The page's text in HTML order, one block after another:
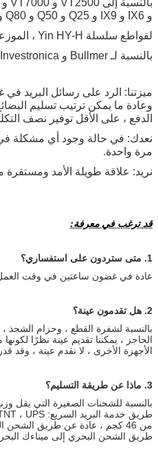
و IX6 و IX9 و Q25 و Q50 و Q80 و Alys plotter.
لقواطع سلسلة Yin HY-H ، الموزعات.
بالنسبة لـ Bullmer و Investronica و Kuris و FK.
ميزتنا: الرد على رسائل البريد
وعادة ما يمكن ترتيب تسليم
الدفع ، على الأقل توفير نصف
نعدك: في حالة وجود أي مشكلة في
مرة واحدة.
نريد: علاقة طويلة الأمد ومستقرة
قد ترغب في معرفة:
1. متى ستردون على استفساري؟
عادة في غضون ساعتين في وقت
2. هل تقدمون عينة؟
بالنسبة لشفرة القطع ، وحزام
الحاجز ، يمكننا تقديم عينة نظرًا
الأجهزة الأخرى ، لا نقدم عينة ، وقد
3. ماذا عن طريقة التسليم؟
من 46 كجم ، عادة عن طريق
طريق الشحن البحري إلى ميناءك